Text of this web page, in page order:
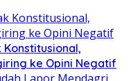
ke Opini Negatif